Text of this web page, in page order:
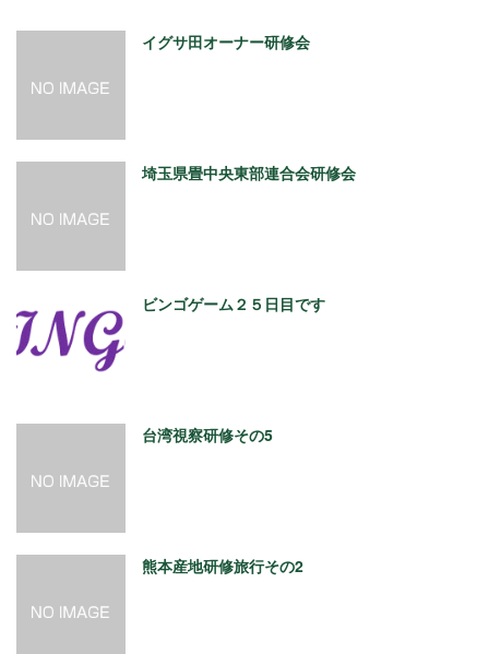
イグサ田オーナー研修会
埼玉県畳中央東部連合会研修会
ビンゴゲーム２５日目です
台湾視察研修その5
熊本産地研修旅行その2